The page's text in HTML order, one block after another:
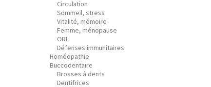
Circulation
Sommeil, stress
Vitalité, mémoire
Femme, ménopause
ORL
Défenses immunitaires
Homéopathie
Buccodentaire
Brosses à dents
Dentifrices